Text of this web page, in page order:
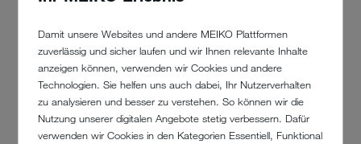
Damit unsere Websites und andere MEIKO Plattformen
zuverlässig und sicher laufen und wir Ihnen relevante Inhalte
anzeigen können, verwenden wir Cookies und andere
Technologien. Sie helfen uns auch dabei, Ihr Nutzerverhalten
zu analysieren und besser zu verstehen. So können wir die
Nutzung unserer digitalen Angebote stetig verbessern. Dafür
verwenden wir Cookies in den Kategorien Essentiell, Funktional
aktive Patentanmeldungen